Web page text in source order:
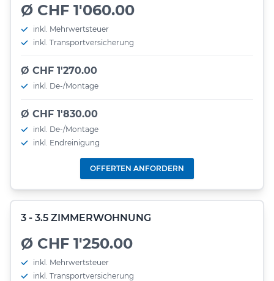
Ø CHF 1'060.00
inkl. Mehrwertsteuer
inkl. Transportversicherung
Ø CHF 1'270.00
inkl. De-/Montage
Ø CHF 1'830.00
inkl. De-/Montage
inkl. Endreinigung
OFFERTEN ANFORDERN
3 - 3.5 ZIMMERWOHNUNG
Ø CHF 1'250.00
inkl. Mehrwertsteuer
inkl. Transportversicherung